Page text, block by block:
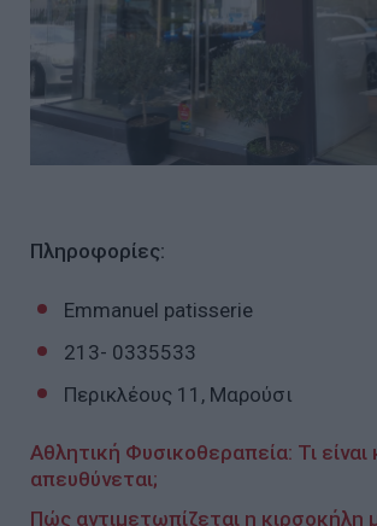
Πληροφορίες:
Emmanuel patisserie
213- 0335533
Περικλέους 11, Μαρούσι
Αθλητική Φυσικοθεραπεία: Τι είναι
απευθύνεται;
Πώς αντιμετωπίζεται η κιρσοκήλη